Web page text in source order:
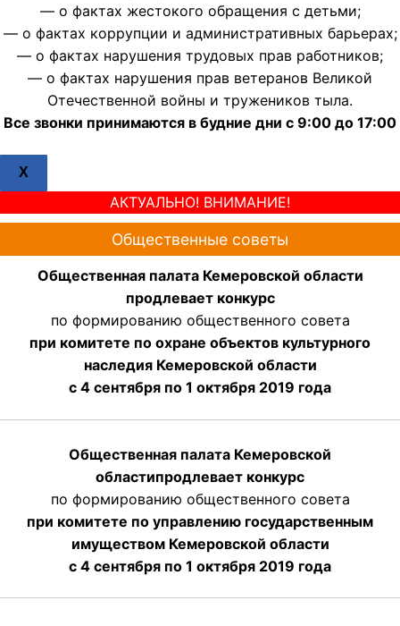
— о фактах жестокого обращения с детьми;
— о фактах коррупции и административных барьерах;
— о фактах нарушения трудовых прав работников;
— о фактах нарушения прав ветеранов Великой
Отечественной войны и тружеников тыла.
Все звонки принимаются в будние дни с 9:00 до 17:00
X
АКТУАЛЬНО! ВНИМАНИЕ!
Общественные советы
Общественная палата Кемеровской области
продлевает конкурс
по формированию общественного совета
при комитете по охране объектов культурного
наследия Кемеровской области
с 4 сентября по 1 октября 2019 года
Общественная палата Кемеровской
областипродлевает конкурс
по формированию общественного совета
при комитете по управлению государственным
имуществом Кемеровской области
с 4 сентября по 1 октября 2019 года